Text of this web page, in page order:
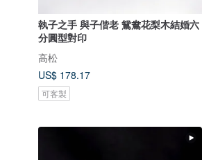
執子之手 與子偕老 鴛鴦花梨木結婚六
分圓型對印
高松
US$ 178.17
可客製